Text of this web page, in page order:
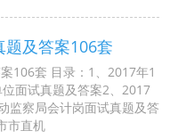
及答案106套
106套 目录：1、2017年1
面试真题及答案2、2017
监察局会计岗面试真题及答
市直机